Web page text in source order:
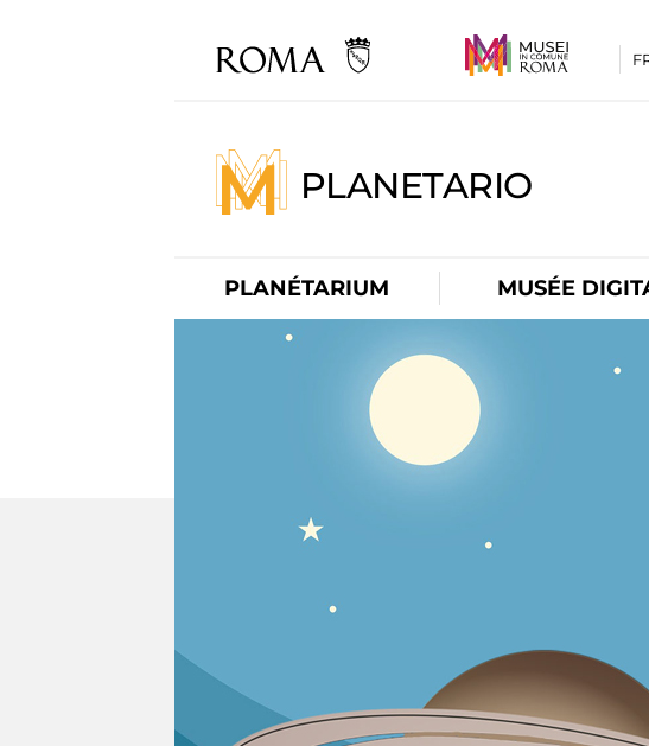
PLANETARIO
PLANÉTARIUM MUSÉE